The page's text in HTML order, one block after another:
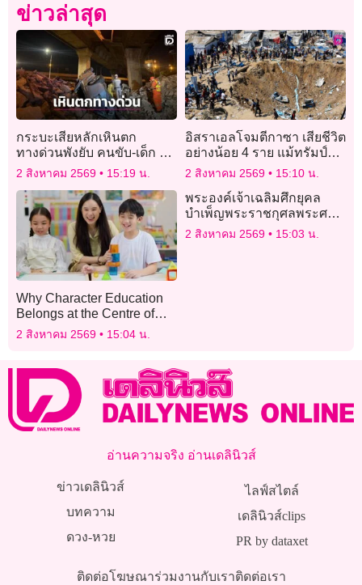
ข่าวล่าสุด
กระบะเสียหลักเหินตก
ทางด่วนพังยับ คนขับ-เด็ก 4
ขวบสาหัสติดคาซาก
2 สิงหาคม 2569 15:19 น.
อิสราเอลโจมตีกาซา เสียชีวิต
อย่างน้อย 4 ราย แม้ทรัมป์
ประกาศความคืบหน้าดีลหยุด
2 สิงหาคม 2569 15:10 น.
Why Character Education
Belongs at the Centre of
Modern Learning
2 สิงหาคม 2569 15:04 น.
พระองค์เจ้าเฉลิมศึกยุคล
บำเพ็ญพระราชกุศลพระศพ
เจ้าฟ้าพัชรกิติยาภา
2 สิงหาคม 2569 15:03 น.
อ่านความจริง อ่านเดลินิวส์
ข่าวเดลินิวส์
บทความ
ดวง-หวย
ไลฟ์สไตล์
เดลินิวส์clips
PR by dataxet
ติดต่อโฆษณาร่วมงานกับเราติดต่อเรา